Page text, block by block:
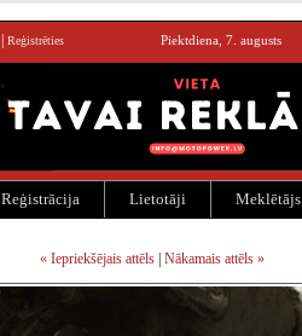
Reģistrēties Piektdiena, 7. augusts
Reģistrācija Lietotāji Meklētājs
« Iepriekšējais attēls| Nākamais attēls »